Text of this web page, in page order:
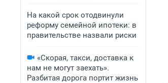
На какой срок отодвинули
реформу семейной ипотеки: в
правительстве назвали риски
«Скорая, такси, доставка к
нам не могут заехать».
Разбитая дорога портит жизнь